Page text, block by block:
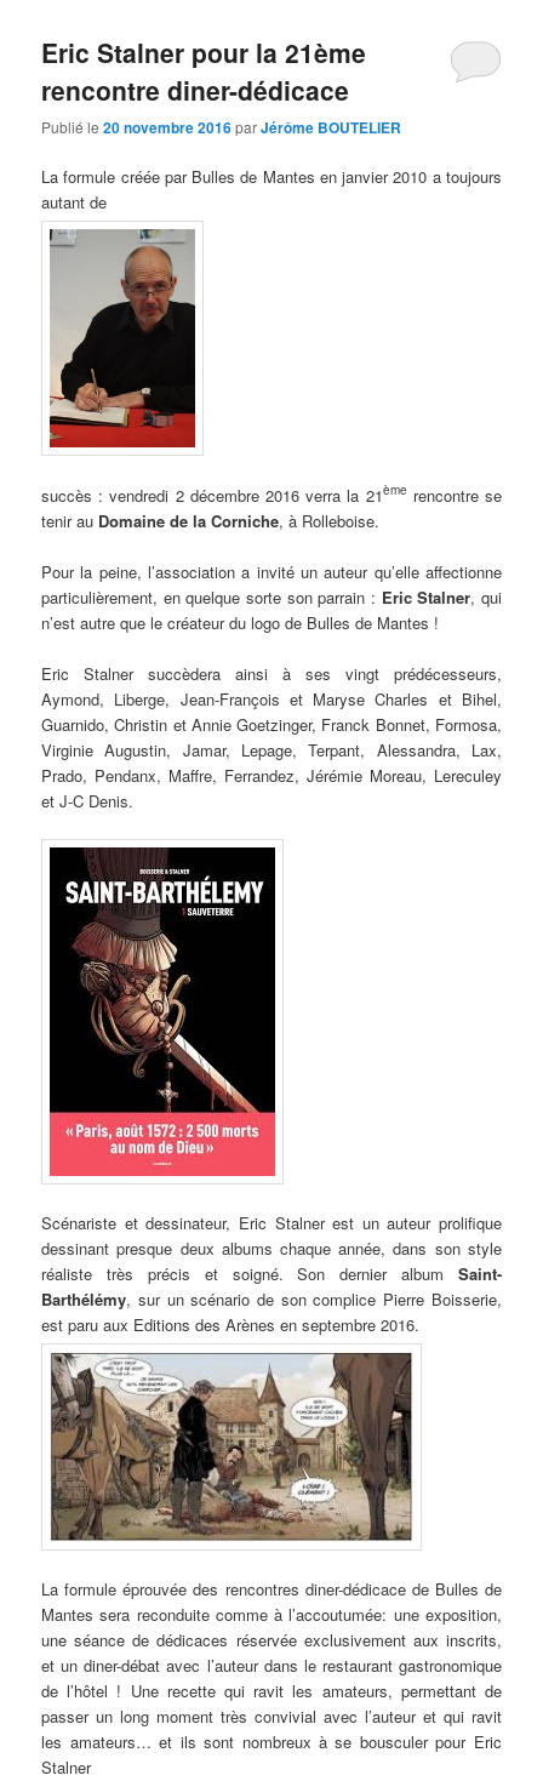
Eric Stalner pour la 21ème
rencontre diner-dédicace
Publié le20 novembre 2016parJérôme BOUTELIER
La formule créée par Bulles de Mantes en janvier 2010 a toujours
autant de
succès : vendredi 2 décembre 2016 verra la 21ème rencontre se
tenir au Domaine de la Corniche, à Rolleboise.
Pour la peine, l’association a invité un auteur qu’elle affectionne
particulièrement, en quelque sorte son parrain : Eric Stalner, qui
n’est autre que le créateur du logo de Bulles de Mantes !
Eric Stalner succèdera ainsi à ses vingt prédécesseurs,
Aymond, Liberge, Jean-François et Maryse Charles et Bihel,
Guarnido, Christin et Annie Goetzinger, Franck Bonnet, Formosa,
Virginie Augustin, Jamar, Lepage, Terpant, Alessandra, Lax,
Prado, Pendanx, Maffre, Ferrandez, Jérémie Moreau, Lereculey
et J-C Denis.
Scénariste et dessinateur, Eric Stalner est un auteur prolifique
dessinant presque deux albums chaque année, dans son style
réaliste très précis et soigné. Son dernier album Saint-
Barthélémy, sur un scénario de son complice Pierre Boisserie,
est paru aux Editions des Arènes en septembre 2016.
La formule éprouvée des rencontres diner-dédicace de Bulles de
Mantes sera reconduite comme à l’accoutumée: une exposition,
une séance de dédicaces réservée exclusivement aux inscrits,
et un diner-débat avec l’auteur dans le restaurant gastronomique
de l’hôtel ! Une recette qui ravit les amateurs, permettant de
passer un long moment très convivial avec l’auteur et qui ravit
les amateurs… et ils sont nombreux à se bousculer pour Eric
Stalner